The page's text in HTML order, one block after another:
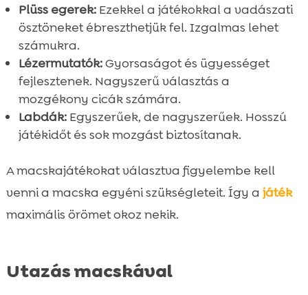
Plüss egerek:Ezekkel a játékokkal a vadászati
ösztöneket ébreszthetjük fel. Izgalmas lehet
számukra.
Lézermutatók:Gyorsaságot és ügyességet
fejlesztenek. Nagyszerű választás a
mozgékony cicák számára.
Labdák:Egyszerűek, de nagyszerűek. Hosszú
játékidőt és sok mozgást biztosítanak.
A macskajátékokat választva figyelembe kell
venni a macska egyéni szükségleteit. Így a játék
maximális örömet okoz nekik.
Utazás macskával